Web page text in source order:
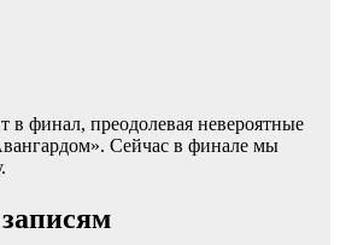
в финал, преодолевая невероятные
Сейчас в финале мы